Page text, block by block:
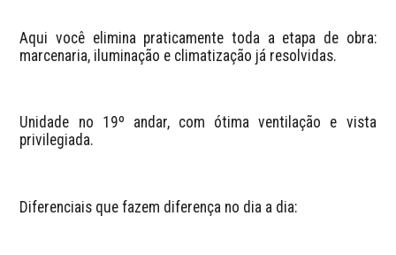
Aqui você elimina praticamente toda a etapa de obra:
marcenaria, iluminação e climatização já resolvidas.
Unidade no 19º andar, com ótima ventilação e vista
privilegiada.
Diferenciais que fazem diferença no dia a dia: